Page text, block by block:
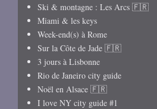
Ski & montagne : Les Arcs 🇫🇷
Miami & les keys
Week-end(s) à Rome
Sur la Côte de Jade 🇫🇷
3 jours à Lisbonne
Rio de Janeiro city guide
Noël en Alsace 🇫🇷
I love NY city guide #1